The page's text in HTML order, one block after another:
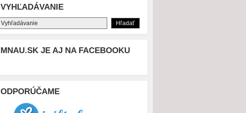
VYHĽADÁVANIE
MNAU.SK JE AJ NA FACEBOOKU
ODPORÚČAME